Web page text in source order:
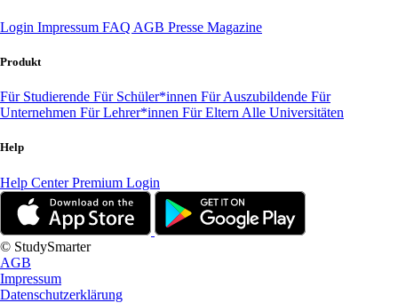
Login Impressum FAQ AGB Presse Magazine
Produkt
Für Studierende Für Schüler*innen Für Auszubildende Für
Unternehmen Für Lehrer*innen Für Eltern Alle Universitäten
Help
Help CenterPremium Login
© StudySmarter
AGB
Impressum
Datenschutzerklärung